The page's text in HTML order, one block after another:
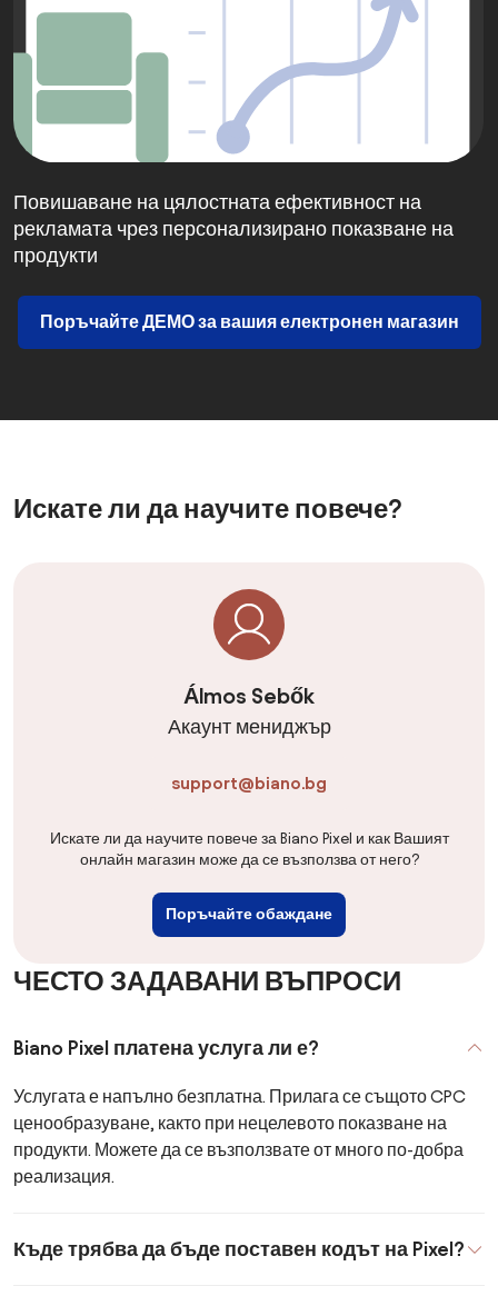
Повишаване на цялостната ефективност на
рекламата чрез персонализирано показване на
продукти
Поръчайте ДЕМО за вашия електронен магазин
Искате ли да научите повече?
Álmos Sebők
Акаунт мениджър
support@biano.bg
Искате ли да научите повече за Biano Pixel и как Вашият
онлайн магазин може да се възползва от него?
Поръчайте обаждане
ЧЕСТО ЗАДАВАНИ ВЪПРОСИ
Biano Pixel платена услуга ли е?
Услугата е напълно безплатна. Прилага се същото CPC
ценообразуване, както при нецелевото показване на
продукти. Можете да се възползвате от много по-добра
реализация.
Къде трябва да бъде поставен кодът на Pixel?